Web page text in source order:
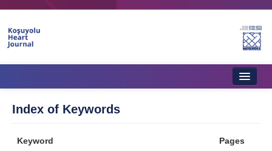
Aims & Scope
Index of Keywords
Keyword Pages